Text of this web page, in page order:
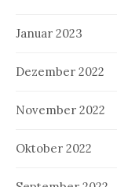
Januar 2023
Dezember 2022
November 2022
Oktober 2022